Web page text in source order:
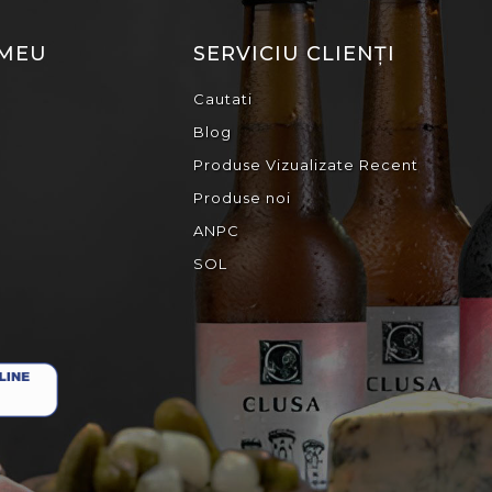
SERVICIU CLIENȚI
Cautati
Blog
Produse Vizualizate Recent
Produse noi
ANPC
SOL